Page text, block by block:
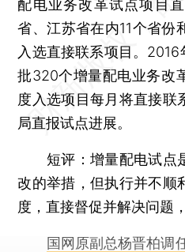
配电业务改革试点项目
省、江苏省在内11个省份
入选直接联系项目。
批320个增量配电业务改
度入选项目每月将直接联
局直报试点进展。
短评：增量配电试点
改的举措，但执行并不顺
度，直接督促并解决问题
国网原副总杨晋柏调